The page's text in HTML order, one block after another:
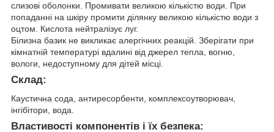
слизові оболонки. Промивати великою кількістю води. При
попаданні на шкіру промити ділянку великою кількістю води з
оцтом. Кислота нейтралізує луг.
Білизна базик не викликає алергічних реакцій. Зберігати при
кімнатній температурі вдалині від джерел тепла, вогню,
вологи, недоступному для дітей місці.
Склад:
Каустична сода, антиресорбенти, комплексоутворювач,
інгібітори, вода.
Властивості компонентів і їх безпека: